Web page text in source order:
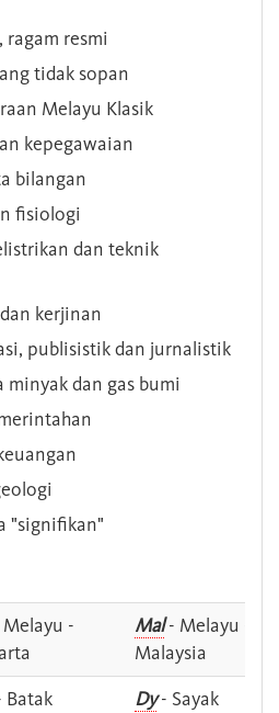
ragam resmi
tidak sopan
Melayu Klasik
kepegawaian
bilangan
fisiologi
dan teknik
kerjinan
publisistik dan jurnalistik
dan gas bumi
"signifikan"
-
Mal- Melayu -
Malaysia
Dy- Sayak